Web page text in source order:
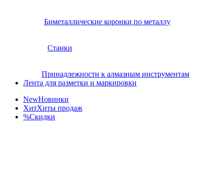
Биметаллические коронки по металлу
Станки
Принадлежности к алмазным инструментам
Лента для разметки и маркировки
NewНовинки
ХитХиты продаж
%Скидки